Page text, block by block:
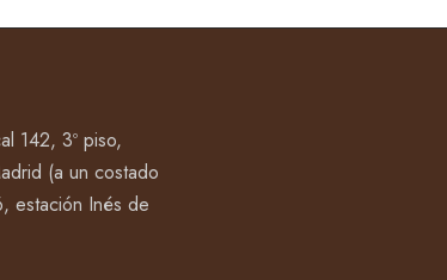
142, 3º piso,
(a un costado
estación Inés de